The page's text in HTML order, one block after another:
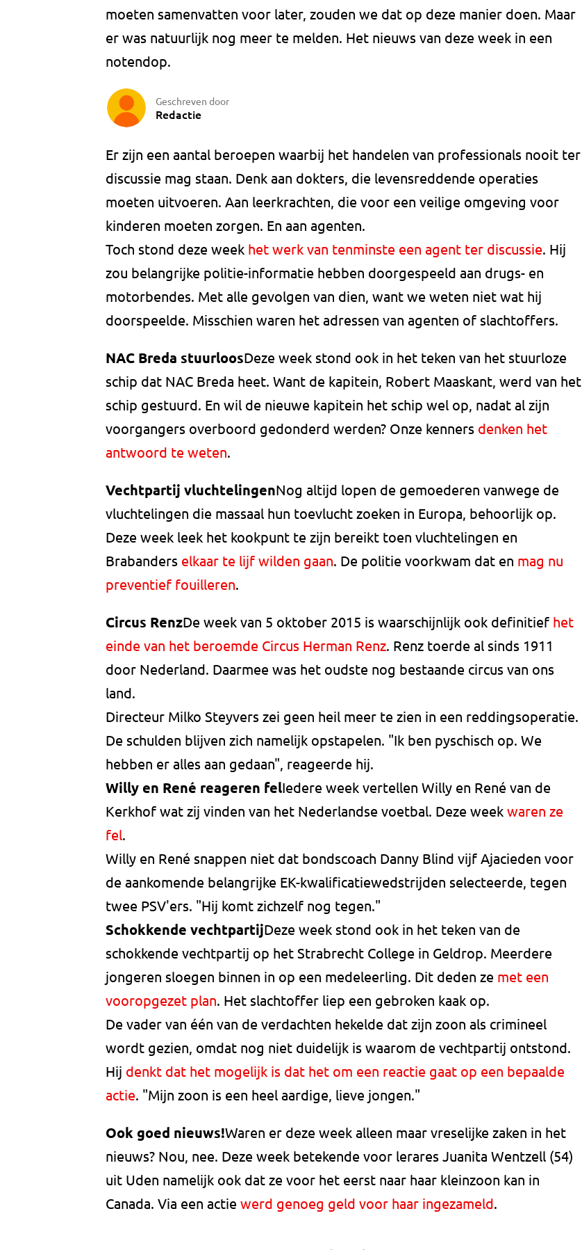
moeten samenvatten voor later, zouden we dat op deze manier doen. Maar
er was natuurlijk nog meer te melden. Het nieuws van deze week in een
notendop.
Geschreven door
Redactie
Er zijn een aantal beroepen waarbij het handelen van professionals nooit ter
discussie mag staan. Denk aan dokters, die levensreddende operaties
moeten uitvoeren. Aan leerkrachten, die voor een veilige omgeving voor
kinderen moeten zorgen. En aan agenten.
Toch stond deze week het werk van tenminste een agent ter discussie. Hij
zou belangrijke politie-informatie hebben doorgespeeld aan drugs- en
motorbendes. Met alle gevolgen van dien, want we weten niet wat hij
doorspeelde. Misschien waren het adressen van agenten of slachtoffers.
NAC Breda stuurloosDeze week stond ook in het teken van het stuurloze
schip dat NAC Breda heet. Want de kapitein, Robert Maaskant, werd van het
schip gestuurd. En wil de nieuwe kapitein het schip wel op, nadat al zijn
voorgangers overboord gedonderd werden? Onze kenners denken het
antwoord te weten.
Vechtpartij vluchtelingenNog altijd lopen de gemoederen vanwege de
vluchtelingen die massaal hun toevlucht zoeken in Europa, behoorlijk op.
Deze week leek het kookpunt te zijn bereikt toen vluchtelingen en
Brabanders elkaar te lijf wilden gaan. De politie voorkwam dat en mag nu
preventief fouilleren.
Circus RenzDe week van 5 oktober 2015 is waarschijnlijk ook definitief het
einde van het beroemde Circus Herman Renz. Renz toerde al sinds 1911
door Nederland. Daarmee was het oudste nog bestaande circus van ons
land.
Directeur Milko Steyvers zei geen heil meer te zien in een reddingsoperatie.
De schulden blijven zich namelijk opstapelen. "Ik ben pyschisch op. We
hebben er alles aan gedaan", reageerde hij.
Willy en René reageren felIedere week vertellen Willy en René van de
Kerkhof wat zij vinden van het Nederlandse voetbal. Deze week waren ze
fel.
Willy en René snappen niet dat bondscoach Danny Blind vijf Ajacieden voor
de aankomende belangrijke EK-kwalificatiewedstrijden selecteerde, tegen
twee PSV'ers. "Hij komt zichzelf nog tegen."
Schokkende vechtpartijDeze week stond ook in het teken van de
schokkende vechtpartij op het Strabrecht College in Geldrop. Meerdere
jongeren sloegen binnen in op een medeleerling. Dit deden ze met een
vooropgezet plan. Het slachtoffer liep een gebroken kaak op.
De vader van één van de verdachten hekelde dat zijn zoon als crimineel
wordt gezien, omdat nog niet duidelijk is waarom de vechtpartij ontstond.
Hij denkt dat het mogelijk is dat het om een reactie gaat op een bepaalde
actie. "Mijn zoon is een heel aardige, lieve jongen."
Ook goed nieuws!Waren er deze week alleen maar vreselijke zaken in het
nieuws? Nou, nee. Deze week betekende voor lerares Juanita Wentzell (54)
uit Uden namelijk ook dat ze voor het eerst naar haar kleinzoon kan in
Canada. Via een actie werd genoeg geld voor haar ingezameld.